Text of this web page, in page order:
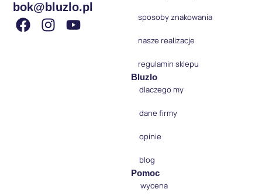
bok@bluzlo.pl
sposoby znakowania
nasze realizacje
regulamin sklepu
Bluzlo
dlaczego my
dane firmy
opinie
blog
Pomoc
wycena